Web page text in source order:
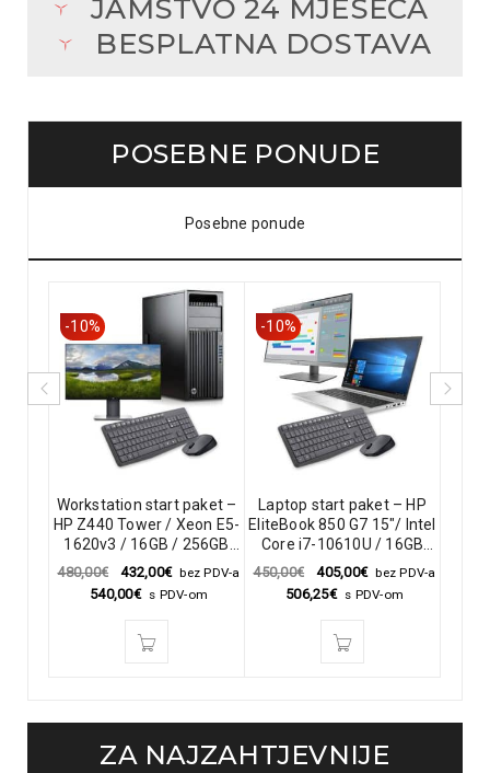
JAMSTVO 24 MJESECA
BESPLATNA DOSTAVA
POSEBNE PONUDE
Posebne ponude
-10%
Workstation start paket –
HP Z440 Tower / Xeon E5-
1620v3 / 16GB / 256GB
SSD / DVD / Nividia
Quadro K2200 + LCD Dell
24″ U2419H + Tipkovnica i
480,00€ 432,00€ bez PDV-a
540,00€ s PDV-om
-10%
Laptop start paket – HP
EliteBook 850 G7 15″/ Intel
Core i7-10610U / 16GB
DDR4 / 256GB SSD NVME
/ webcam / 1920×1080 /
hr / A- + Monitor HP 24″ +
450,00€ 405,00€ bez PDV-a
506,25€ s PDV-om
ZA NAJZAHTJEVNIJE